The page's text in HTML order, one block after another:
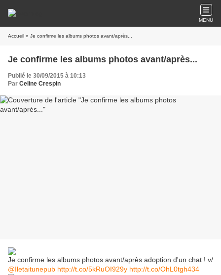
MENU
Accueil » Je confirme les albums photos avant/après...
Je confirme les albums photos avant/après...
Publié le 30/09/2015 à 10:13
Par Celine Crespin
Je confirme les albums photos avant/après adoption d'un chat ! v/
@Iletaitunepub http://t.co/5kRuOI929y http://t.co/OhL0tgh434